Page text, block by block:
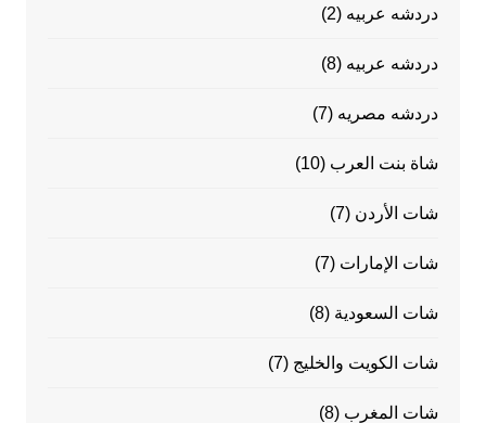
دردشه عربيه (2)
دردشه عربيه (8)
دردشه مصريه (7)
شاة بنت العرب (10)
شات الأردن (7)
شات الإمارات (7)
شات السعودية (8)
شات الكويت والخليج (7)
شات المغرب (8)